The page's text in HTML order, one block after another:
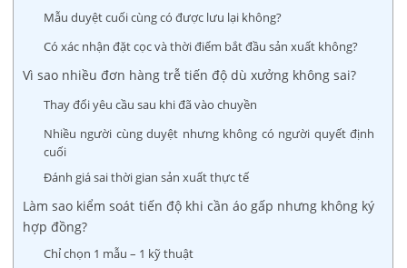
Mẫu duyệt cuối cùng có được lưu lại không?
Có xác nhận đặt cọc và thời điểm bắt đầu sản xuất không?
Vì sao nhiều đơn hàng trễ tiến độ dù xưởng không sai?
Thay đổi yêu cầu sau khi đã vào chuyền
Nhiều người cùng duyệt nhưng không có người quyết định
cuối
Đánh giá sai thời gian sản xuất thực tế
Làm sao kiểm soát tiến độ khi cần áo gấp nhưng không ký
hợp đồng?
Chỉ chọn 1 mẫu – 1 kỹ thuật